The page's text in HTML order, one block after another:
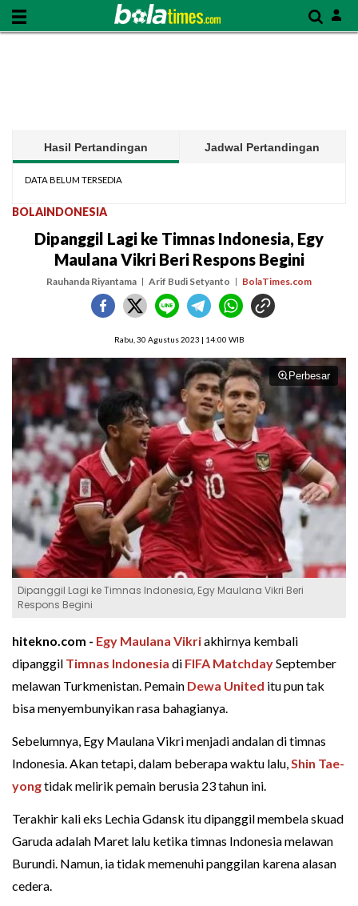
Hasil Pertandingan Jadwal Pertandingan
DATA BELUM TERSEDIA
BOLAINDONESIA
Dipanggil Lagi ke Timnas Indonesia, Egy
Maulana Vikri Beri Respons Begini
Rauhanda Riyantama Arif Budi Setyanto BolaTimes.com
Rabu, 30 Agustus 2023 | 14:00 WIB
Perbesar
Dipanggil Lagi ke Timnas Indonesia, Egy Maulana Vikri Beri
Respons Begini
hitekno.com - Egy Maulana Vikriakhirnya kembali
dipanggil Timnas Indonesia di FIFA MatchdaySeptember
melawan Turkmenistan. Pemain Dewa United itu pun tak
bisa menyembunyikan rasa bahagianya.
Sebelumnya, Egy Maulana Vikri menjadi andalan di timnas
Indonesia. Akan tetapi, dalam beberapa waktu lalu,Shin Tae-
yongtidak melirik pemain berusia 23 tahun ini.
Terakhir kali eks Lechia Gdansk itu dipanggil membela skuad
Garuda adalah Maret lalu ketika timnas Indonesia melawan
Burundi. Namun, ia tidak memenuhi panggilan karena alasan
cedera.